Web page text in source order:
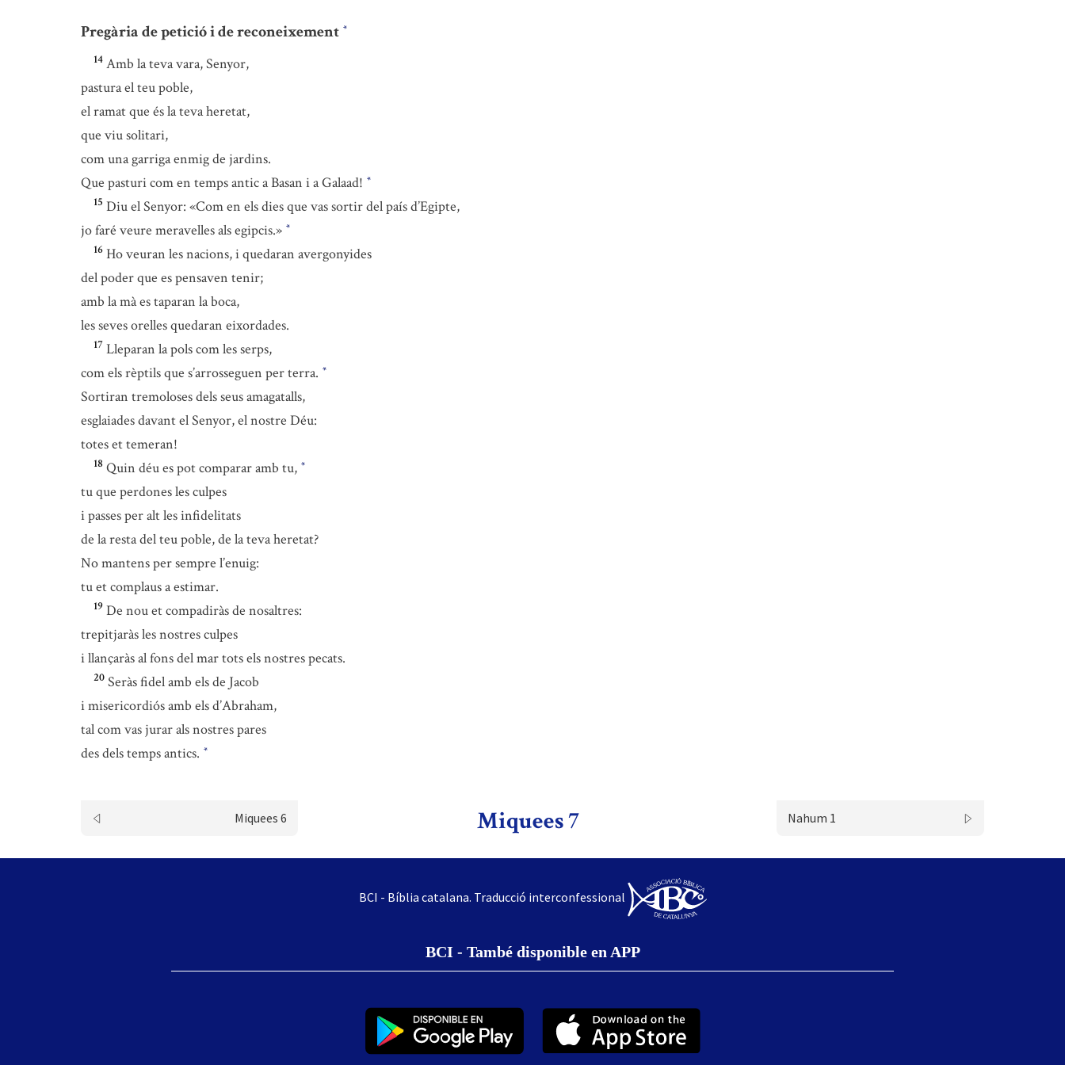
Pregària de petició i de reconeixement *
14 Amb la teva vara, Senyor,
pastura el teu poble,
el ramat que és la teva heretat,
que viu solitari,
com una garriga enmig de jardins.
Que pasturi com en temps antic a Basan i a Galaad! *
15 Diu el Senyor: «Com en els dies que vas sortir del país d’Egipte,
jo faré veure meravelles als egipcis.» *
16 Ho veuran les nacions, i quedaran avergonyides
del poder que es pensaven tenir;
amb la mà es taparan la boca,
les seves orelles quedaran eixordades.
17 Lleparan la pols com les serps,
com els rèptils que s’arrosseguen per terra. *
Sortiran tremoloses dels seus amagatalls,
esglaiades davant el Senyor, el nostre Déu:
totes et temeran!
18 Quin déu es pot comparar amb tu, *
tu que perdones les culpes
i passes per alt les infidelitats
de la resta del teu poble, de la teva heretat?
No mantens per sempre l’enuig:
tu et complaus a estimar.
19 De nou et compadiràs de nosaltres:
trepitjaràs les nostres culpes
i llançaràs al fons del mar tots els nostres pecats.
20 Seràs fidel amb els de Jacob
i misericordiós amb els d’Abraham,
tal com vas jurar als nostres pares
des dels temps antics. *
Miquees 6 Miquees 7 Nahum 1
BCI - Bíblia catalana. Traducció interconfessional
BCI - També disponible en APP